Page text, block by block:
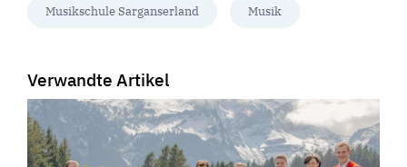
Musikschule Sarganserland Musik
Verwandte Artikel